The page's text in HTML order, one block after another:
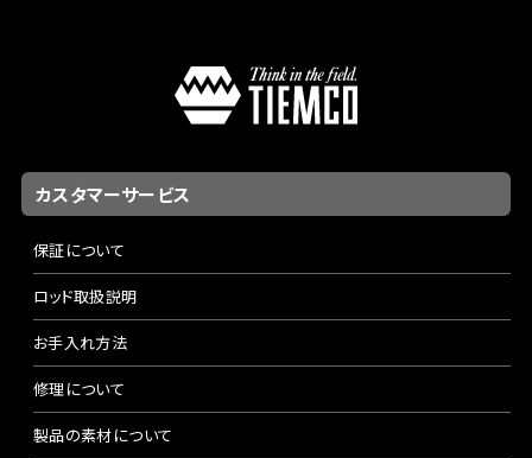
カスタマーサービス
保証について
ロッド取扱説明
お手入れ方法
修理について
製品の素材について